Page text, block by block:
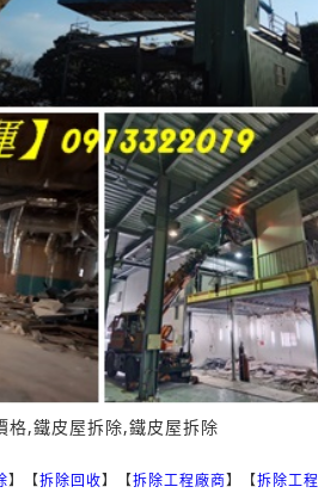
格,鐵皮屋拆除,鐵皮屋拆除
】【拆除回收】【拆除工程廠商】【拆除工程